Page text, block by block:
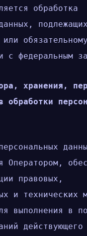
обработка
подлежащих
или
с федеральным
хранения,
обработки
Оператором,
правовых,
и технических
выполнения в
действующего